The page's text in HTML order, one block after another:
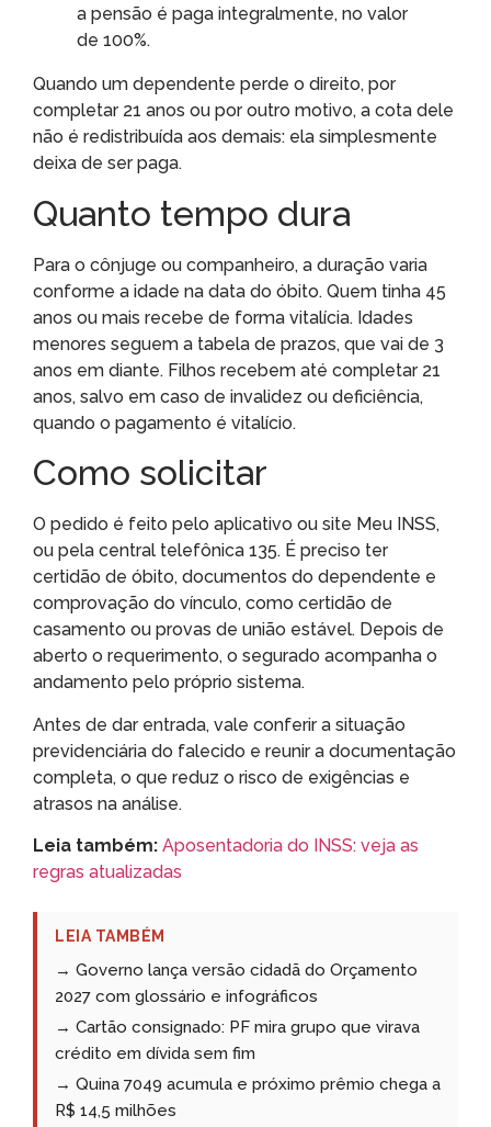
a pensão é paga integralmente, no valor
de 100%.
Quando um dependente perde o direito, por
completar 21 anos ou por outro motivo, a cota dele
não é redistribuída aos demais: ela simplesmente
deixa de ser paga.
Quanto tempo dura
Para o cônjuge ou companheiro, a duração varia
conforme a idade na data do óbito. Quem tinha 45
anos ou mais recebe de forma vitalícia. Idades
menores seguem a tabela de prazos, que vai de 3
anos em diante. Filhos recebem até completar 21
anos, salvo em caso de invalidez ou deficiência,
quando o pagamento é vitalício.
Como solicitar
O pedido é feito pelo aplicativo ou site Meu INSS,
ou pela central telefônica 135. É preciso ter
certidão de óbito, documentos do dependente e
comprovação do vínculo, como certidão de
casamento ou provas de união estável. Depois de
aberto o requerimento, o segurado acompanha o
andamento pelo próprio sistema.
Antes de dar entrada, vale conferir a situação
previdenciária do falecido e reunir a documentação
completa, o que reduz o risco de exigências e
atrasos na análise.
Leia também: Aposentadoria do INSS: veja as
regras atualizadas
LEIA TAMBÉM
→ Governo lança versão cidadã do Orçamento
2027 com glossário e infográficos
→ Cartão consignado: PF mira grupo que virava
crédito em dívida sem fim
→ Quina 7049 acumula e próximo prêmio chega a
R$ 14,5 milhões